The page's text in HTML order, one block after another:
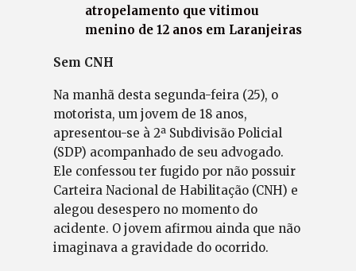
atropelamento que vitimou
menino de 12 anos em Laranjeiras
Sem CNH
Na manhã desta segunda-feira (25), o
motorista, um jovem de 18 anos,
apresentou-se à 2ª Subdivisão Policial
(SDP) acompanhado de seu advogado.
Ele confessou ter fugido por não possuir
Carteira Nacional de Habilitação (CNH) e
alegou desespero no momento do
acidente. O jovem afirmou ainda que não
imaginava a gravidade do ocorrido.